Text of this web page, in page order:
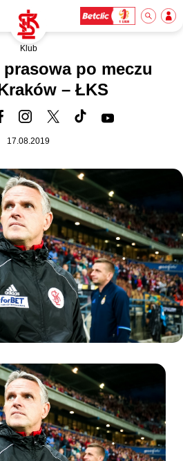
Klub
po meczu
– ŁKS
17.08.2019